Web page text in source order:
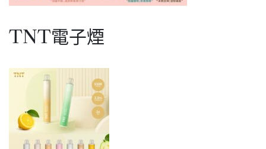
種
TNT電子煙